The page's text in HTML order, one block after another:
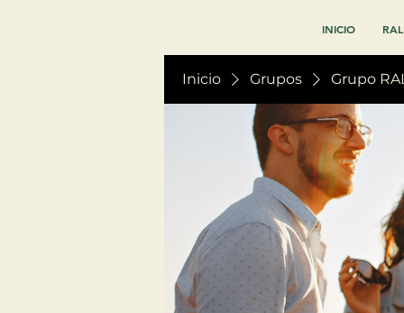
INICIO
Inicio Grupos Grupo